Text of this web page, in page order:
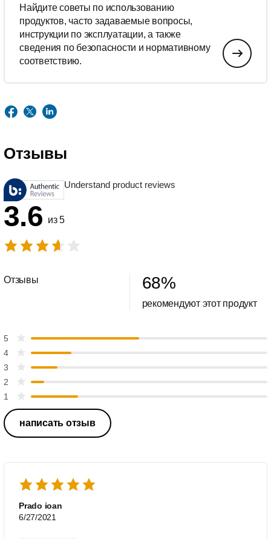
Найдите советы по использованию
продуктов, часто задаваемые вопросы,
инструкции по эксплуатации, а также
сведения по безопасности и нормативному
соответствию.
Отзывы
Understand product reviews
3.6 из 5
Отзывы 68%
рекомендуют этот продукт
5
4
3
2
1
написать отзыв
Prado ioan
6/27/2021